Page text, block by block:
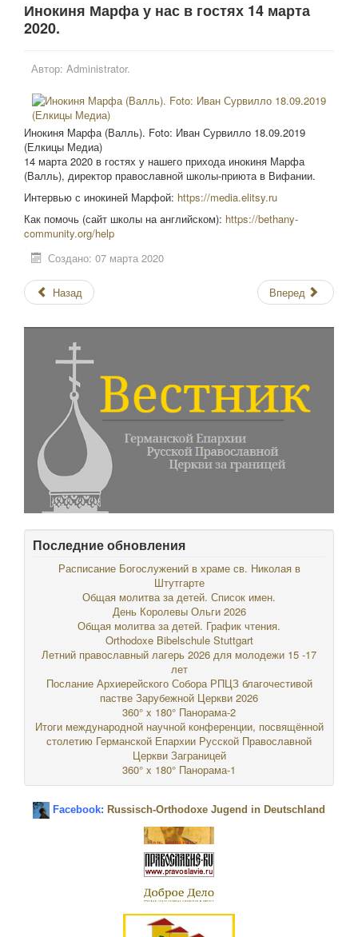
Инокиня Марфа у нас в гостях 14 марта
2020.
Автор: Administrator.
Инокиня Марфа (Валль). Foto: Иван Сурвилло 18.09.2019
(Елкицы Медиа)
14 марта 2020 в гостях у нашего прихода инокиня Марфа
(Валль), директор православной школы-приюта в Вифании.
Интервью с инокиней Марфoй: https://media.elitsy.ru
Как помочь (сайт школы на английском): https://bethany-
community.org/help
Создано: 07 марта 2020
Назад Вперед
Последние обновления
Расписание Богослужений в храме св. Николая в
Штутгарте
Общая молитва за детей. Список имен.
День Королевы Ольги 2026
Общая молитва за детей. График чтения.
Orthodoxe Bibelschule Stuttgart
Летний православный лагерь 2026 для молодежи 15 -17
лет
Послание Архиерейского Собора РПЦЗ благочестивой
пастве Зарубежной Церкви 2026
360° x 180° Панорама-2
Итоги международной научной конференции, посвящённой
столетию Германской Епархии Русской Православной
Церкви Заграницей
360° x 180° Панорама-1
Facebook: Russisch-Orthodoxe Jugend in Deutschland